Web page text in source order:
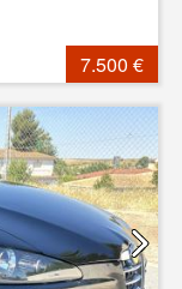
7.500 €